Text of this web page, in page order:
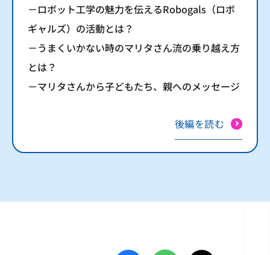
－ロボット工学の魅力を伝えるRobogals（ロボ
ギャルズ）の活動とは？
－うまくいかない時のマリタさん流の乗り越え方
とは？
－マリタさんから子どもたち、親へのメッセージ
後編を読む